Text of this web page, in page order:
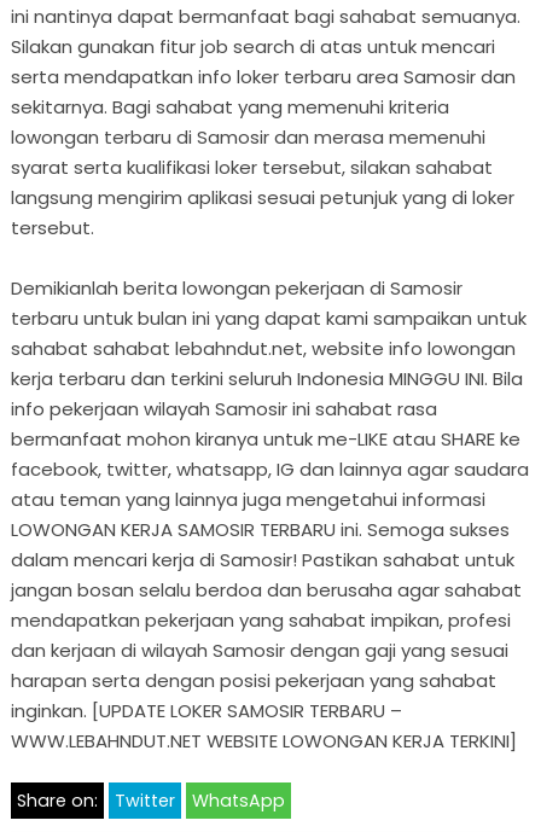
ini nantinya dapat bermanfaat bagi sahabat semuanya.
Silakan gunakan fitur job search di atas untuk mencari
serta mendapatkan info loker terbaru area Samosir dan
sekitarnya. Bagi sahabat yang memenuhi kriteria
lowongan terbaru di Samosir dan merasa memenuhi
syarat serta kualifikasi loker tersebut, silakan sahabat
langsung mengirim aplikasi sesuai petunjuk yang di loker
tersebut.
Demikianlah berita lowongan pekerjaan di Samosir
terbaru untuk bulan ini yang dapat kami sampaikan untuk
sahabat sahabat lebahndut.net, website info lowongan
kerja terbaru dan terkini seluruh Indonesia MINGGU INI. Bila
info pekerjaan wilayah Samosir ini sahabat rasa
bermanfaat mohon kiranya untuk me-LIKE atau SHARE ke
facebook, twitter, whatsapp, IG dan lainnya agar saudara
atau teman yang lainnya juga mengetahui informasi
LOWONGAN KERJA SAMOSIR TERBARU ini. Semoga sukses
dalam mencari kerja di Samosir! Pastikan sahabat untuk
jangan bosan selalu berdoa dan berusaha agar sahabat
mendapatkan pekerjaan yang sahabat impikan, profesi
dan kerjaan di wilayah Samosir dengan gaji yang sesuai
harapan serta dengan posisi pekerjaan yang sahabat
inginkan. [UPDATE LOKER SAMOSIR TERBARU –
WWW.LEBAHNDUT.NET WEBSITE LOWONGAN KERJA TERKINI]
Share on: Twitter WhatsApp